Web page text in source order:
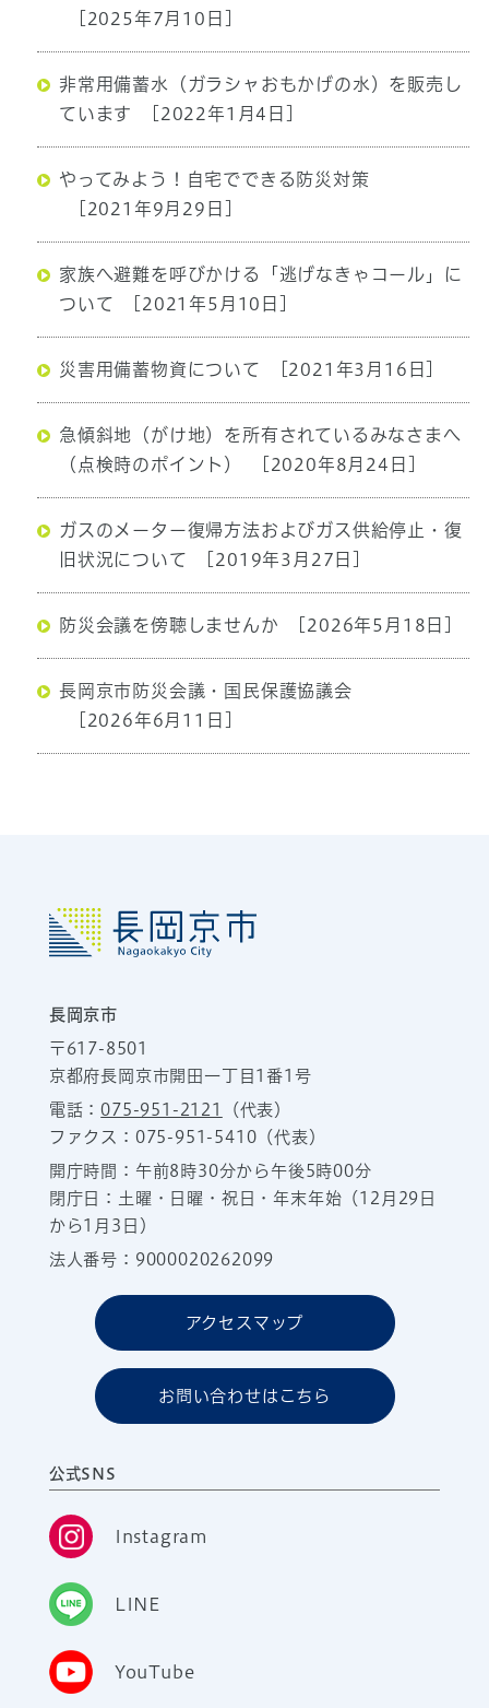
[2025年7月10日]
非常用備蓄水（ガラシャおもかげの水）を販売し
ています
[2022年1月4日]
やってみよう！自宅でできる防災対策
[2021年9月29日]
家族へ避難を呼びかける「逃げなきゃコール」に
ついて
[2021年5月10日]
災害用備蓄物資について [2021年3月16日]
急傾斜地（がけ地）を所有されているみなさまへ
（点検時のポイント）
[2020年8月24日]
ガスのメーター復帰方法およびガス供給停止・復
旧状況について
[2019年3月27日]
防災会議を傍聴しませんか [2026年5月18日]
長岡京市防災会議・国民保護協議会
[2026年6月11日]
長岡京市
〒617-8501
京都府長岡京市開田一丁目1番1号
電話：075-951-2121
（代表）
ファクス：075-951-5410（代表）
開庁時間：午前8時30分から午後5時00分
閉庁日：土曜・日曜・祝日・年末年始（12月29日
から1月3日）
法人番号：9000020262099
アクセスマップ
お問い合わせはこちら
公式SNS
Instagram
LINE
YouTube